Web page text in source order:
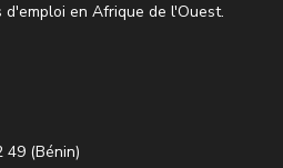
en Afrique de l'Ouest.
49 (Bénin)